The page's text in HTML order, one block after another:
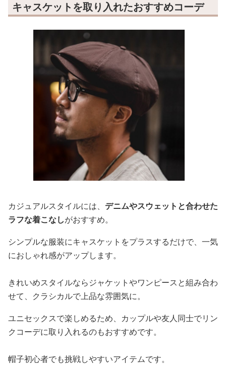
キャスケットを取り入れたおすすめコーデ
カジュアルスタイルには、 デニムやスウェットと合わせた
ラフな着こなしがおすすめ。
シンプルな服装にキャスケットをプラスするだけで、一気
におしゃれ感がアップします。
きれいめスタイルならジャケットやワンピースと組み合わ
せて、クラシカルで上品な雰囲気に。
ユニセックスで楽しめるため、カップルや友人同士でリン
クコーデに取り入れるのもおすすめです。
帽子初心者でも挑戦しやすいアイテムです。